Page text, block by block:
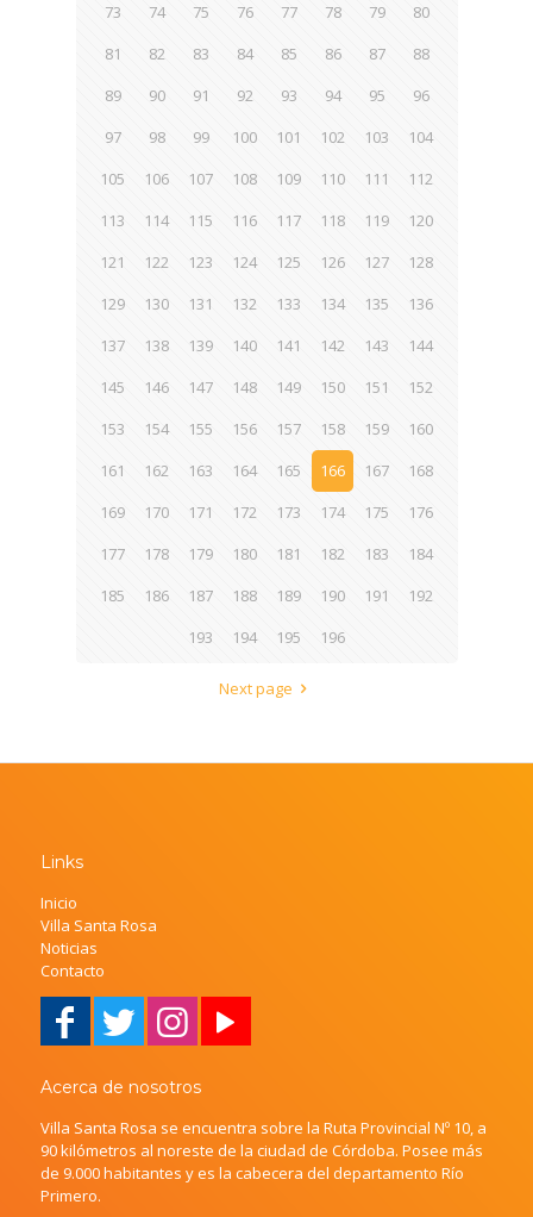
73
74 75 76 77 78 79
80
81
82 83 84 85 86 87
88
89
90 91 92 93 94 95
96
97
98 99 100 101 102 103
104
105
106 107 108 109 110 111
112
113
114 115 116 117 118 119
120
121
122 123 124 125 126 127
128
129
130 131 132 133 134 135
136
137
138 139 140 141 142 143
144
145
146 147 148 149 150 151
152
153
154 155 156 157 158 159
160
161
162 163 164 165 166 167
168
169
170 171 172 173 174 175
176
177
178 179 180 181 182 183
184
185
186 187 188 189 190 191
192
193
194 195 196
Next page
Links
Inicio
Villa Santa Rosa
Noticias
Contacto
Acerca de nosotros
Villa Santa Rosa se encuentra sobre la Ruta Provincial Nº 10, a
90 kilómetros al noreste de la ciudad de Córdoba. Posee más
de 9.000 habitantes y es la cabecera del departamento Río
Primero.